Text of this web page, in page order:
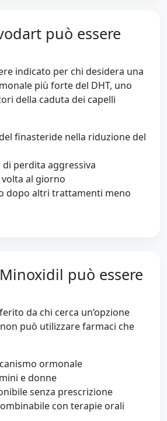
può essere
indicato per chi desidera una
più forte del DHT, uno
della caduta dei capelli
finasteride nella riduzione del
di perdita aggressiva
volta al giorno
dopo altri trattamenti meno
può essere
da chi cerca un’opzione
può utilizzare farmaci che
ormonale
e donne
senza prescrizione
con terapie orali